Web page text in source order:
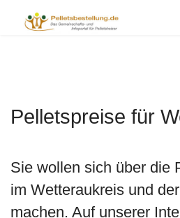
Pelletspreise für
Sie wollen sich über die
im Wetteraukreis und
machen. Auf unserer